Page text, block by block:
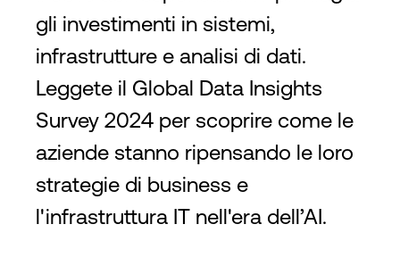
gli investimenti in sistemi,
infrastrutture e analisi di dati.
Leggete il Global Data Insights
Survey 2024 per scoprire come le
aziende stanno ripensando le loro
strategie di business e
l'infrastruttura IT nell'era dell’AI.